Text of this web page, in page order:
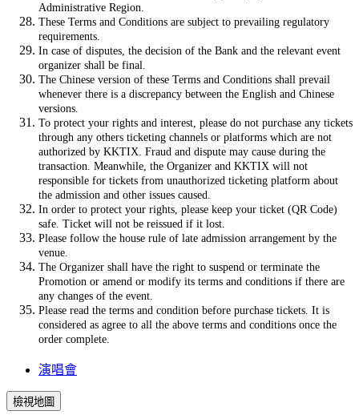
Administrative Region.
These Terms and Conditions are subject to prevailing regulatory
requirements.
In case of disputes, the decision of the Bank and the relevant event
organizer shall be final.
The Chinese version of these Terms and Conditions shall prevail
whenever there is a discrepancy between the English and Chinese
versions.
To protect your rights and interest, please do not purchase any tickets
through any others ticketing channels or platforms which are not
authorized by KKTIX. Fraud and dispute may cause during the
transaction. Meanwhile, the Organizer and KKTIX will not
responsible for tickets from unauthorized ticketing platform about
the admission and other issues caused.
In order to protect your rights, please keep your ticket (QR Code)
safe. Ticket will not be reissued if it lost.
Please follow the house rule of late admission arrangement by the
venue.
The Organizer shall have the right to suspend or terminate the
Promotion or amend or modify its terms and conditions if there are
any changes of the event.
Please read the terms and condition before purchase tickets. It is
considered as agree to all the above terms and conditions once the
order complete.
演唱會
檢視地圖